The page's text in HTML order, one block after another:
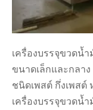
เครื่องบรรจุขวดน้
ขนาดเล็กและกลา
ชนิดเพสต์ กึ่งเพส
เครื่องบรรจุขวดน้